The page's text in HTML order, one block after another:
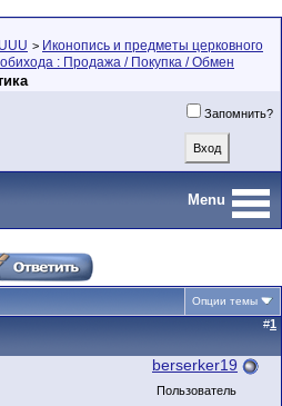
> Иконопись и предметы церковного
: Продажа / Покупка / Обмен
Запомнить?
Menu
Опции темы
#1
berserker19
Пользователь